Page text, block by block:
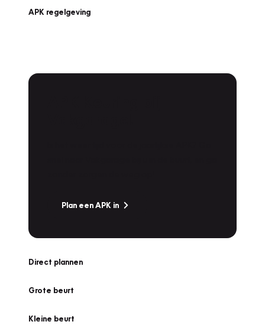
APK regelgeving
Plan een APK in
Direct plannen
Grote beurt
Kleine beurt